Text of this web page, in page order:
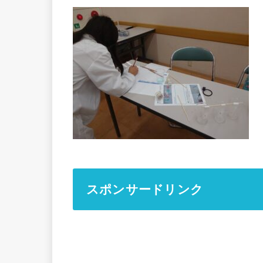
スポンサードリンク